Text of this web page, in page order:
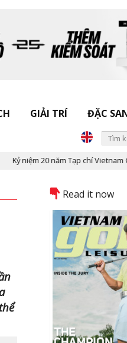
GIẢI TRÍ ĐẶC
20 năm Tạp chí Vietnam Golf &
Read it now